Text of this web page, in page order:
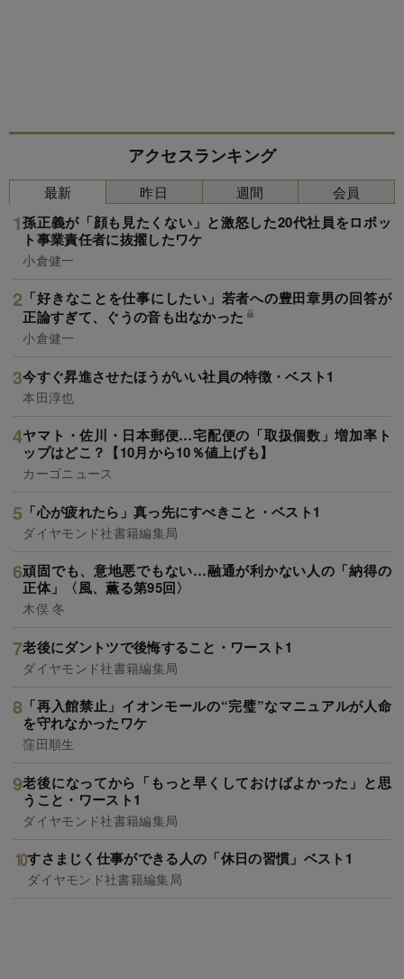
アクセスランキング
最新
孫正義が「顔も見たくない」と激怒した20代社員をロボッ
ト事業責任者に抜擢したワケ
小倉健一
「好きなことを仕事にしたい」若者への豊田章男の回答が
正論すぎて、ぐうの音も出なかった
小倉健一
今すぐ昇進させたほうがいい社員の特徴・ベスト1
本田淳也
ヤマト・佐川・日本郵便…宅配便の「取扱個数」増加率ト
ップはどこ？【10月から10％値上げも】
カーゴニュース
「心が疲れたら」真っ先にすべきこと・ベスト1
ダイヤモンド社書籍編集局
頑固でも、意地悪でもない…融通が利かない人の「納得の
正体」〈風、薫る第95回〉
木俣 冬
老後にダントツで後悔すること・ワースト1
ダイヤモンド社書籍編集局
「再入館禁止」イオンモールの“完璧”なマニュアルが人命
を守れなかったワケ
窪田順生
老後になってから「もっと早くしておけばよかった」と思
うこと・ワースト1
ダイヤモンド社書籍編集局
すさまじく仕事ができる人の「休日の習慣」ベスト1
ダイヤモンド社書籍編集局
昨日 週間 会員